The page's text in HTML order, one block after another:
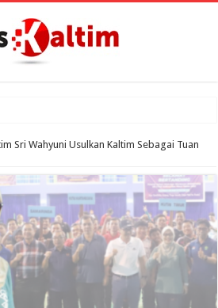
Sri Wahyuni Usulkan Kaltim Sebagai Tuan